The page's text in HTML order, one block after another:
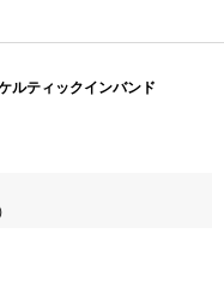
ルティックインバンド